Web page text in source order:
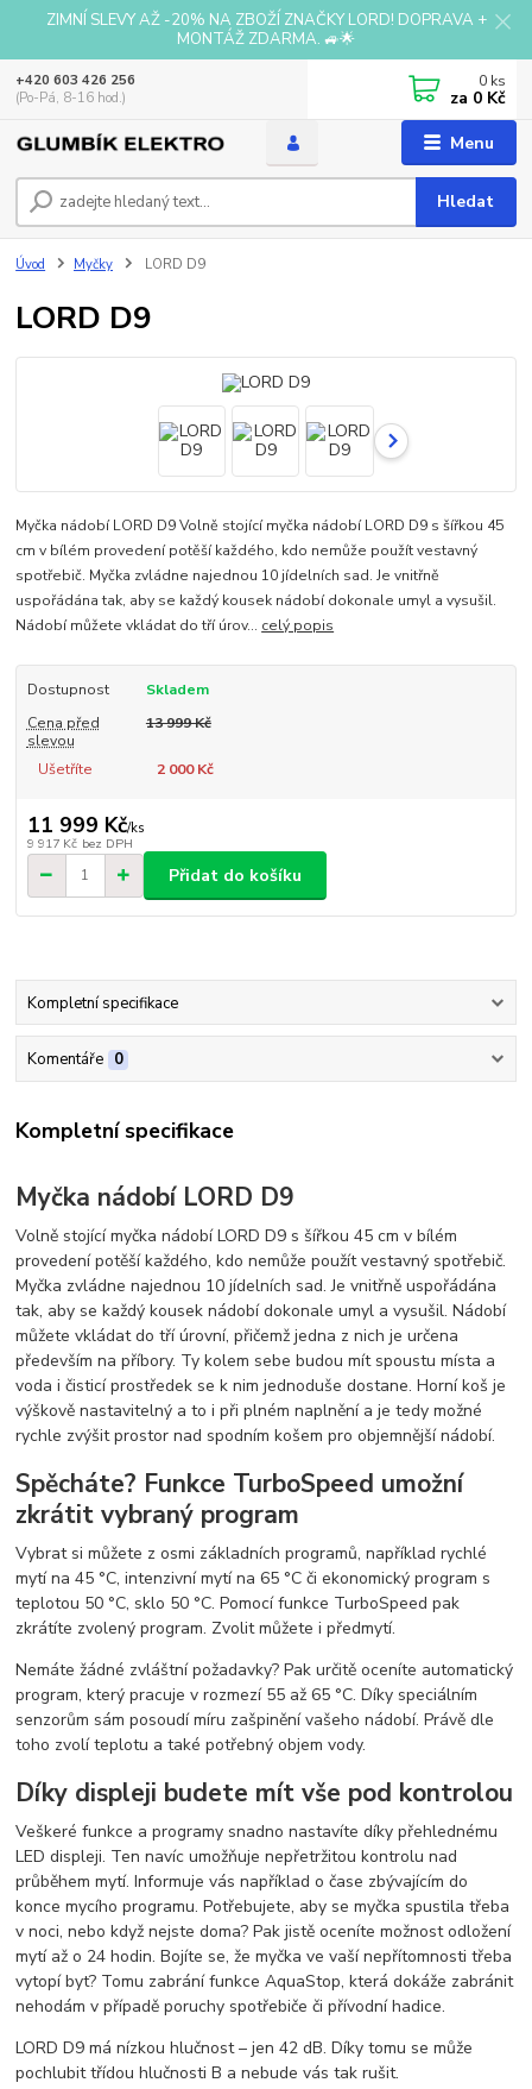
ZIMNÍ SLEVY AŽ -20% NA ZBOŽÍ ZNAČKY LORD! DOPRAVA +
MONTÁŽ ZDARMA. 🚙🌟
Menu
Hledat
+420 603 426 256
(Po-Pá, 8-16 hod.)
0 ks
za 0 Kč
Úvod Myčky LORD D9
LORD D9
Myčka nádobí LORD D9 Volně stojící myčka nádobí LORD D9 s šířkou 45
cm v bílém provedení potěší každého, kdo nemůže použít vestavný
spotřebič. Myčka zvládne najednou 10 jídelních sad. Je vnitřně
uspořádána tak, aby se každý kousek nádobí dokonale umyl a vysušil.
Nádobí můžete vkládat do tří úrov... celý popis
Dostupnost
Skladem
Cena před
slevou
13 999 Kč
Ušetříte 2 000 Kč
11 999 Kč/ks
9 917 Kč bez DPH
Přidat do košíku
Kompletní specifikace
Komentáře 0
Kompletní specifikace
Myčka nádobí LORD D9
Volně stojící myčka nádobí LORD D9 s šířkou 45 cm v bílém
provedení potěší každého, kdo nemůže použít vestavný spotřebič.
Myčka zvládne najednou 10 jídelních sad. Je vnitřně uspořádána
tak, aby se každý kousek nádobí dokonale umyl a vysušil. Nádobí
můžete vkládat do tří úrovní, přičemž jedna z nich je určena
především na příbory. Ty kolem sebe budou mít spoustu místa a
voda i čisticí prostředek se k nim jednoduše dostane. Horní koš je
výškově nastavitelný a to i při plném naplnění a je tedy možné
rychle zvýšit prostor nad spodním košem pro objemnější nádobí.
Spěcháte? Funkce TurboSpeed umožní
zkrátit vybraný program
Vybrat si můžete z osmi základních programů, například rychlé
mytí na 45 °C, intenzivní mytí na 65 °C či ekonomický program s
teplotou 50 °C, sklo 50 °C. Pomocí funkce TurboSpeed pak
zkrátíte zvolený program. Zvolit můžete i předmytí.
Nemáte žádné zvláštní požadavky? Pak určitě oceníte automatický
program, který pracuje v rozmezí 55 až 65 °C. Díky speciálním
senzorům sám posoudí míru zašpinění vašeho nádobí. Právě dle
toho zvolí teplotu a také potřebný objem vody.
Díky displeji budete mít vše pod kontrolou
Veškeré funkce a programy snadno nastavíte díky přehlednému
LED displeji. Ten navíc umožňuje nepřetržitou kontrolu nad
průběhem mytí. Informuje vás například o čase zbývajícím do
konce mycího programu. Potřebujete, aby se myčka spustila třeba
v noci, nebo když nejste doma? Pak jistě oceníte možnost odložení
mytí až o 24 hodin. Bojíte se, že myčka ve vaší nepřítomnosti třeba
vytopí byt? Tomu zabrání funkce AquaStop, která dokáže zabránit
nehodám v případě poruchy spotřebiče či přívodní hadice.
LORD D9 má nízkou hlučnost – jen 42 dB. Díky tomu se může
pochlubit třídou hlučnosti B a nebude vás tak rušit.